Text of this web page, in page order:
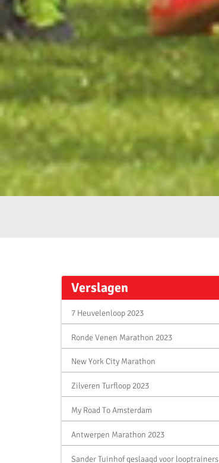
Verslagen
7 Heuvelenloop 2023
Ronde Venen Marathon 2023
New York City Marathon
Zilveren Turfloop 2023
My Road To Amsterdam
Antwerpen Marathon 2023
Sander Tuinhof geslaagd voor looptrainers